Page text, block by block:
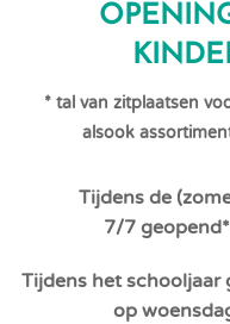
* tal van zitplaatsen
alsook
Tijdens de
7/7
Tijdens het schooljaar
op